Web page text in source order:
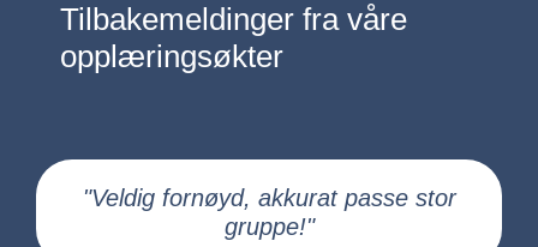
Tilbakemeldinger fra våre
opplæringsøkter
"Veldig fornøyd, akkurat passe stor
gruppe!"